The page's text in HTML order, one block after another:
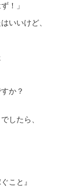
！」
いいけど、
か？
したら、
こと』